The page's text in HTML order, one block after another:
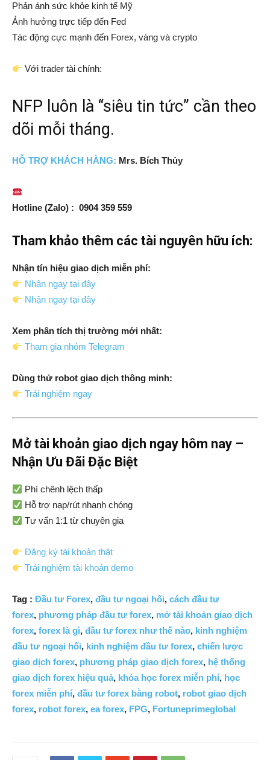
Phản ánh sức khỏe kinh tế Mỹ
Ảnh hưởng trực tiếp đến Fed
Tác động cực mạnh đến Forex, vàng và crypto
Với trader tài chính:
NFP luôn là “siêu tin tức” cần theo
dõi mỗi tháng.
HỖ TRỢ KHÁCH HÀNG: Mrs. Bích Thủy
Hotline (Zalo) : 0904 359 559
Tham khảo thêm các tài nguyên hữu ích:
Nhận tín hiệu giao dịch miễn phí:
Nhận ngay tại đây
Nhận ngay tại đây
Xem phân tích thị trường mới nhất:
Tham gia nhóm Telegram
Dùng thử robot giao dịch thông minh:
Trải nghiệm ngay
Mở tài khoản giao dịch ngay hôm nay –
Nhận Ưu Đãi Đặc Biệt
Phí chênh lệch thấp
Hỗ trợ nạp/rút nhanh chóng
Tư vấn 1:1 từ chuyên gia
Đăng ký tài khoản thật
Trải nghiệm tài khoản demo
Tag : Đầu tư Forex, đầu tư ngoại hối, cách đầu tư
forex, phương pháp đầu tư forex, mở tài khoản giao dịch
forex, forex là gì, đầu tư forex như thế nào, kinh nghiệm
đầu tư ngoại hối, kinh nghiệm đầu tư forex, chiến lược
giao dịch forex, phương pháp giao dịch forex, hệ thống
giao dịch forex hiệu quả, khóa học forex miễn phí, học
forex miễn phí, đầu tư forex bằng robot, robot giao dịch
forex, robot forex, ea forex, FPG, Fortuneprimeglobal